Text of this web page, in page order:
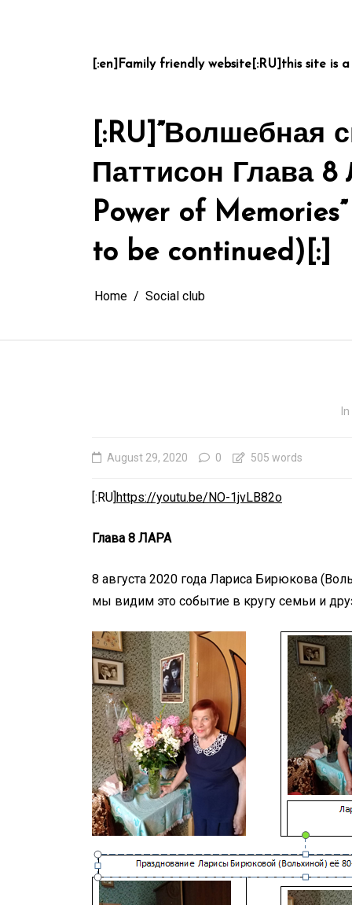
[:en]Family friendly website[:RU]this site is
[:RU]”Волшебная
Паттисон Глава
Power of
to be continued)[:]
Home Social club
In
August 29, 2020 0 505 words
[:RU] https://youtu.be/NO-1jvLB82o
Глава 8 ЛАРА
8 августа 2020 года Лариса Бирюкова
мы видим это событие в кругу семьи и